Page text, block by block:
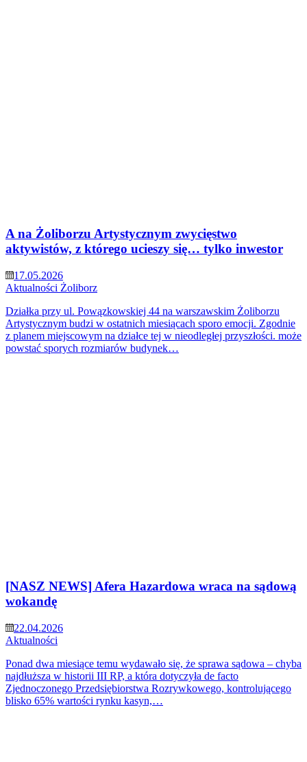
A na Żoliborzu Artystycznym zwycięstwo
aktywistów, z którego ucieszy się… tylko inwestor
17.05.2026
Aktualności Żoliborz
Działka przy ul. Powązkowskiej 44 na warszawskim Żoliborzu
Artystycznym budzi w ostatnich miesiącach sporo emocji. Zgodnie
z planem miejscowym na działce tej w nieodległej przyszłości. może
powstać sporych rozmiarów budynek…
[NASZ NEWS] Afera Hazardowa wraca na sądową
wokandę
22.04.2026
Aktualności
Ponad dwa miesiące temu wydawało się, że sprawa sądowa – chyba
najdłuższa w historii III RP, a która dotyczyła de facto
Zjednoczonego Przedsiębiorstwa Rozrywkowego, kontrolującego
blisko 65% wartości rynku kasyn,…